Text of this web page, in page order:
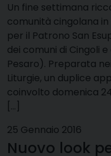
Un fine settimana
comunità cingolana
per il Patrono San
dei comuni di Cingoli
Pesaro). Preparata
Liturgie, un duplice
coinvolto domenica
[…]
25 Gennaio 2016
Nuovo look